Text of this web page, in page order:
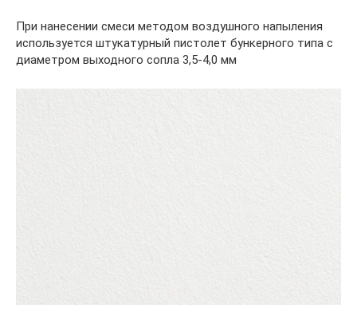
При нанесении смеси методом воздушного напыления
используется штукатурный пистолет бункерного типа с
диаметром выходного сопла 3,5-4,0 мм